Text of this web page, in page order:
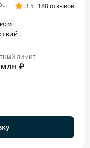
КРЕДИТНАЯ КАРТА 180 ДНЕЙ БЕЗ % 3.5 188 отзывов
лимит
₽